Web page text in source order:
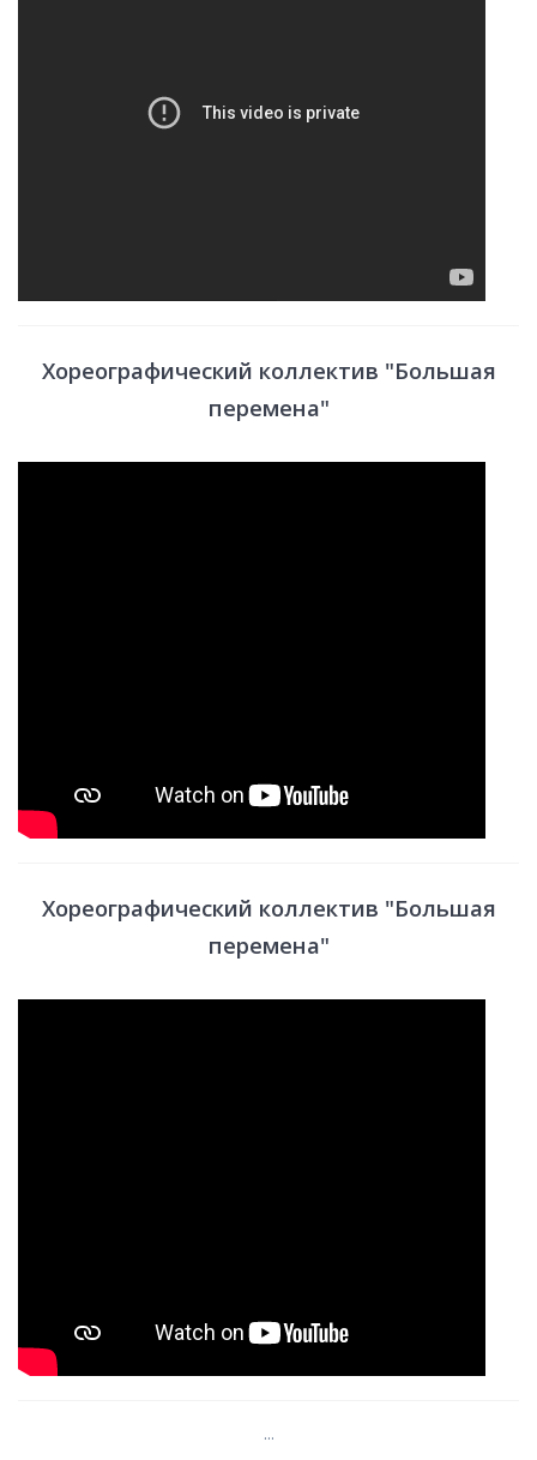
Хореографический коллектив "Большая
перемена"
Хореографический коллектив "Большая
перемена"
...